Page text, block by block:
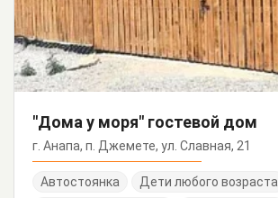
"Дома у моря" гостевой дом
г. Анапа, п. Джемете, ул. Славная, 21
Автостоянка
Дети любого возраста